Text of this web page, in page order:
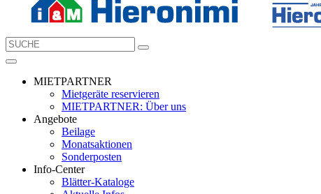
MIETPARTNER
Mietgeräte reservieren
MIETPARTNER: Über uns
Angebote
Beilage
Monatsaktionen
Sonderposten
Info-Center
Blätter-Kataloge